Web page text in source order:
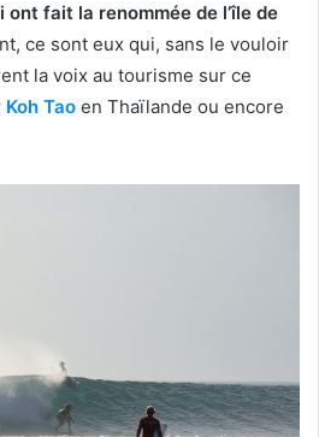
ont fait la renommée de l’île de
ce sont eux qui, sans le vouloir
la voix au tourisme sur ce
Koh Tao en Thaïlande ou encore